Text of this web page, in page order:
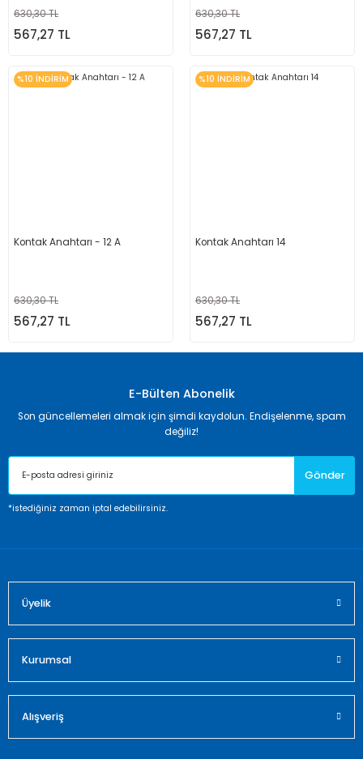
630,30 TL
567,27 TL
630,30 TL
567,27 TL
%10 İNDİRİM
Kontak Anahtarı - 12 A
630,30 TL
567,27 TL
%10 İNDİRİM
Kontak Anahtarı 14
630,30 TL
567,27 TL
E-Bülten Abonelik
Son güncellemeleri almak için şimdi kaydolun. Endişelenme, spam
değiliz!
Gönder
*istediğiniz zaman iptal edebilirsiniz.
Üyelik
Kurumsal
Alışveriş